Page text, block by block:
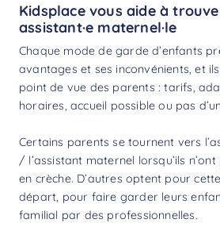
Kidsplace vous aide à
assistant·e maternel·le
Chaque mode de garde d’enfants
avantages et ses inconvénients, et
point de vue des parents : tarifs,
horaires, accueil possible ou pas
Certains parents se tournent vers
/ l’assistant maternel lorsqu’ils
en crèche. D’autres optent pour
départ, pour faire garder leurs
familial par des professionnelles.